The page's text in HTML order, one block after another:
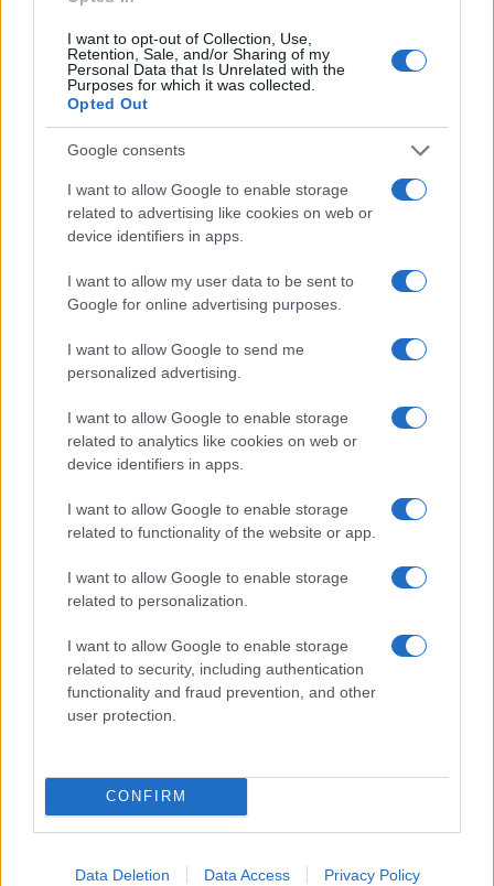
I want to opt-out of Collection, Use,
Retention, Sale, and/or Sharing of my
Personal Data that Is Unrelated with the
Purposes for which it was collected.
Opted Out
Google consents
I want to allow Google to enable storage
related to advertising like cookies on web or
device identifiers in apps.
I want to allow my user data to be sent to
Google for online advertising purposes.
I want to allow Google to send me
personalized advertising.
I want to allow Google to enable storage
related to analytics like cookies on web or
device identifiers in apps.
I want to allow Google to enable storage
related to functionality of the website or app.
I want to allow Google to enable storage
related to personalization.
I want to allow Google to enable storage
related to security, including authentication
functionality and fraud prevention, and other
user protection.
CONFIRM
Data Deletion Data Access Privacy Policy
o
k p
NOTIZIE RECENTI
Controlli rafforzati in Costa Smeralda, 20
arresti e 135 denunce
Tre milioni di euro dalla Provincia Gallura per
nuove aule nelle scuole di Olbia
Incidente sulla provinciale 125, paura tra Olbia e
Arzachena
Incidente sulla strada provinciale ad Arzachena,
un ferito
Sangue, musica e solidarietà con Avis Olbia al
Delta Center
Meteo Olbia 9 agosto, temperature in calo
Salmo finisce in ospedale a Catania, ma il tour
va avanti: “Sicilia, ci sono”